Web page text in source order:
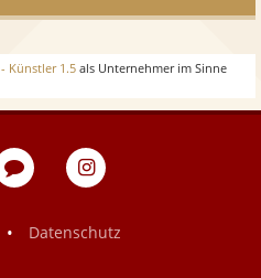
Künstler 1.5als Unternehmer im Sinne
Blog
eventpeppers
• Datenschutz